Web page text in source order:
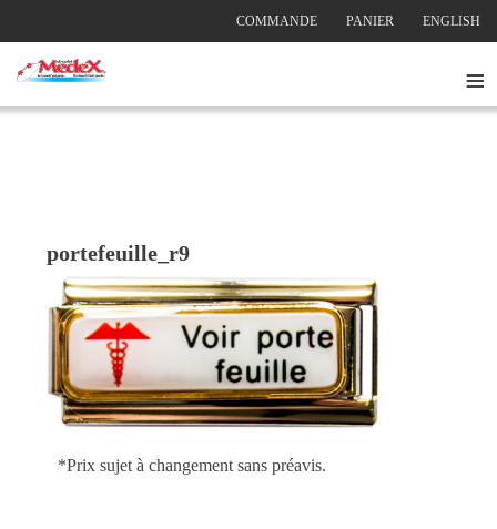
COMMANDE PANIER ENGLISH
≡
portefeuille_r9
*Prix sujet à changement sans préavis.